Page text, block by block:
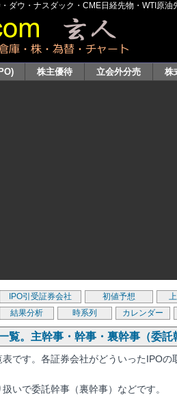
ダウ・ナスダック・CME日経先物・WTI原
株主優待 立会外分売 株
IPO引受証券会社 初値予想
結果分析 時系列 カレンダー
覧。主幹事・幹事・裏幹事（委
です。各証券会社がどういったIPO
いで委託幹事（裏幹事）などです。